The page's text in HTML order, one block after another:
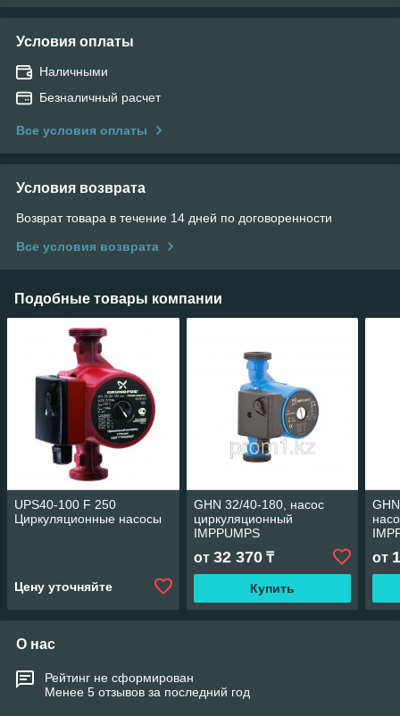
Условия оплаты
Наличными
Безналичный расчет
Все условия оплаты
Условия возврата
Возврат товара в течение 14 дней по договоренности
Все условия возврата
Подобные товары компании
UPS40-100 F 250
Циркуляционные насосы
Цену уточняйте
GHN 32/40-180, насос
циркуляционный
IMPPUMPS
от 32 370₸
Купить
от
О нас
Рейтинг не сформирован
Менее 5 отзывов за последний год